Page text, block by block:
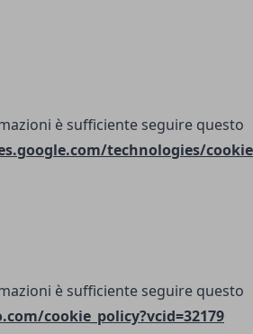
è sufficiente seguire questo
technologies/
è sufficiente seguire questo
cookie_policy?vcid=32179